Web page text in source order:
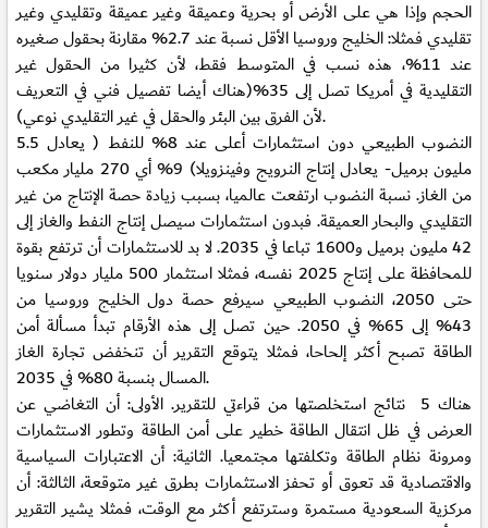
الحجم وإذا هي على الأرض أو بحرية وعميقة وغير عميقة وتقليدي وغير
تقليدي فمثلا: الخليج وروسيا الأقل نسبة عند 2.7% مقارنة بحقول صغيره
عند 11%، هذه نسب في المتوسط فقط، لأن كثيرا من الحقول غير
التقليدية في أمريكا تصل إلى 35%(هناك أيضا تفصيل فني في التعريف
لأن الفرق بين البئر والحقل في غير التقليدي نوعي).
النضوب الطبيعي دون استثمارات أعلى عند 8% للنفط ( يعادل 5.5
مليون برميل- يعادل إنتاج النرويج وفينزويلا) 9% أي 270 مليار مكعب
من الغاز. نسبة النضوب ارتفعت عالميا، بسبب زيادة حصة الإنتاج من غير
التقليدي والبحار العميقة. فبدون استثمارات سيصل إنتاج النفط والغاز إلى
42 مليون برميل و1600 تباعا في 2035. لا بد للاستثمارات أن ترتفع بقوة
للمحافظة على إنتاج 2025 نفسه، فمثلا استثمار 500 مليار دولار سنويا
حتى 2050، النضوب الطبيعي سيرفع حصة دول الخليج وروسيا من
43% إلى 65% في 2050. حين تصل إلى هذه الأرقام تبدأ مسألة أمن
الطاقة تصبح أكثر إلحاحا، فمثلا يتوقع التقرير أن تنخفض تجارة الغاز
المسال بنسبة 80% في 2035.
هناك 5 نتائج استخلصتها من قراءتي للتقرير. الأولى: أن التغاضي عن
العرض في ظل انتقال الطاقة خطير على أمن الطاقة وتطور الاستثمارات
ومرونة نظام الطاقة وتكلفتها مجتمعيا. الثانية: أن الاعتبارات السياسية
والاقتصادية قد تعوق أو تحفز الاستثمارات بطرق غير متوقعة، الثالثة: أن
مركزية السعودية مستمرة وسترتفع أكثر مع الوقت، فمثلا يشير التقرير